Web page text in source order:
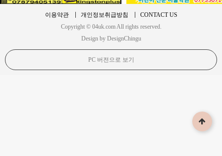
이용약관 개인정보취급방침
CONTACT US
Copyright © 04uk.com All rights reserved.
Design by DesignChingu
PC 버전으로 보기